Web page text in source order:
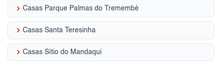
keyboard_arrow_right Casas Parque Palmas do Tremembé
keyboard_arrow_right Casas Santa Teresinha
keyboard_arrow_right Casas Sítio do Mandaqui